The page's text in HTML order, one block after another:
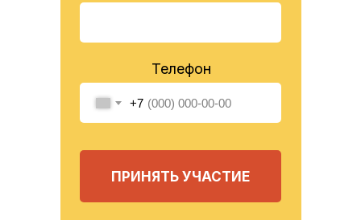
+7
ПРИНЯТЬ УЧАСТИЕ
Телефон